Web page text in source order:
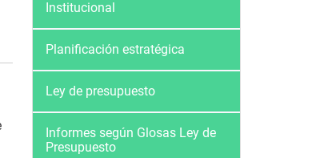
Institucional
Planificación estratégica
Ley de presupuesto
Informes según Glosas Ley de
Presupuesto